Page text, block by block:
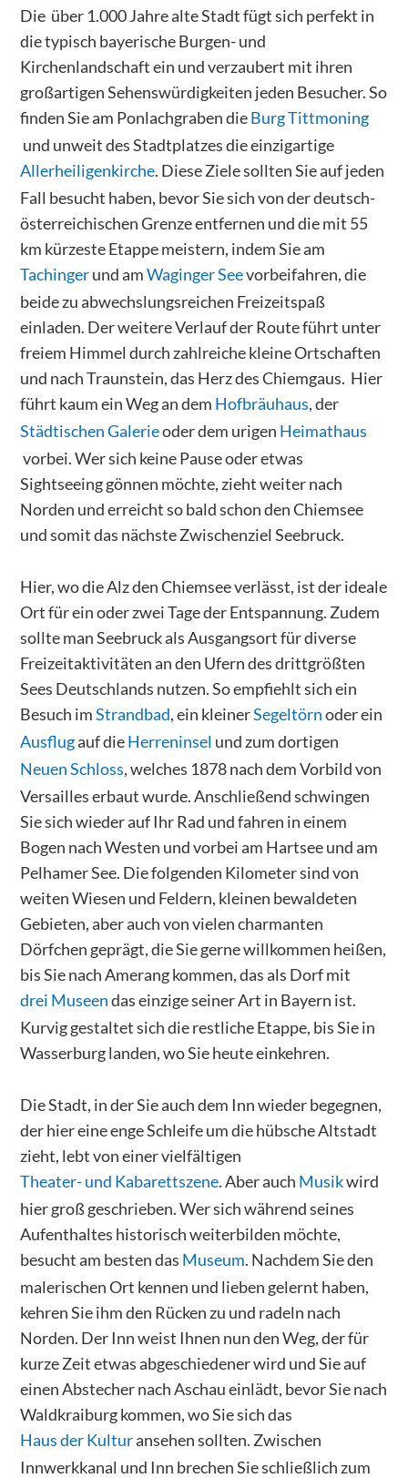
Die über 1.000 Jahre alte Stadt fügt sich perfekt in
die typisch bayerische Burgen- und
Kirchenlandschaft ein und verzaubert mit ihren
großartigen Sehenswürdigkeiten jeden Besucher. So
finden Sie am Ponlachgraben dieBurg Tittmoning
und unweit des Stadtplatzes die einzigartige
Allerheiligenkirche. Diese Ziele sollten Sie auf jeden
Fall besucht haben, bevor Sie sich von der deutsch-
österreichischen Grenze entfernen und die mit 55
km kürzeste Etappe meistern, indem Sie am
Tachingerund amWaginger Seevorbeifahren, die
beide zu abwechslungsreichen Freizeitspaß
einladen. Der weitere Verlauf der Route führt unter
freiem Himmel durch zahlreiche kleine Ortschaften
und nach Traunstein, das Herz des Chiemgaus. Hier
führt kaum ein Weg an dem Hofbräuhaus, der
Städtischen Galerieoder dem urigen Heimathaus
vorbei. Wer sich keine Pause oder etwas
Sightseeing gönnen möchte, zieht weiter nach
Norden und erreicht so bald schon den Chiemsee
und somit das nächste Zwischenziel Seebruck.
Hier, wo die Alz den Chiemsee verlässt, ist der ideale
Ort für ein oder zwei Tage der Entspannung. Zudem
sollte man Seebruck als Ausgangsort für diverse
Freizeitaktivitäten an den Ufern des drittgrößten
Sees Deutschlands nutzen. So empfiehlt sich ein
Besuch imStrandbad, ein kleinerSegeltörnoder ein
Ausflugauf dieHerreninsel und zum dortigen
Neuen Schloss, welches 1878 nach dem Vorbild von
Versailles erbaut wurde. Anschließend schwingen
Sie sich wieder auf Ihr Rad und fahren in einem
Bogen nach Westen und vorbei am Hartsee und am
Pelhamer See. Die folgenden Kilometer sind von
weiten Wiesen und Feldern, kleinen bewaldeten
Gebieten, aber auch von vielen charmanten
Dörfchen geprägt, die Sie gerne willkommen heißen,
bis Sie nach Amerang kommen, das als Dorf mit
drei Museendas einzige seiner Art in Bayern ist.
Kurvig gestaltet sich die restliche Etappe, bis Sie in
Wasserburg landen, wo Sie heute einkehren.
Die Stadt, in der Sie auch dem Inn wieder begegnen,
der hier eine enge Schleife um die hübsche Altstadt
zieht, lebt von einer vielfältigen
Theater- und Kabarettszene. Aber auch Musikwird
hier groß geschrieben. Wer sich während seines
Aufenthaltes historisch weiterbilden möchte,
besucht am besten das Museum. Nachdem Sie den
malerischen Ort kennen und lieben gelernt haben,
kehren Sie ihm den Rücken zu und radeln nach
Norden. Der Inn weist Ihnen nun den Weg, der für
kurze Zeit etwas abgeschiedener wird und Sie auf
einen Abstecher nach Aschau einlädt, bevor Sie nach
Waldkraiburg kommen, wo Sie sich das
Haus der Kulturansehen sollten. Zwischen
Innwerkkanal und Inn brechen Sie schließlich zum